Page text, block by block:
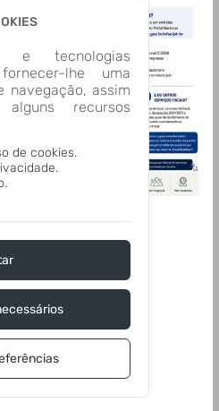
e tecnologias
lhe uma
navegação, assim
recursos
de cookies.